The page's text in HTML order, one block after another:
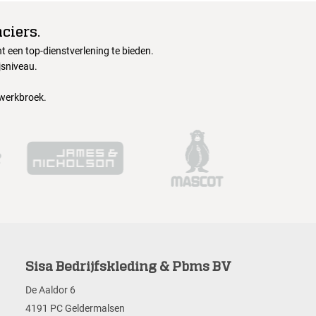
een top-dienstverlening te bieden.
Sisa Bedrijfskleding & Pbms BV
De Aaldor 6
4191 PC Geldermalsen